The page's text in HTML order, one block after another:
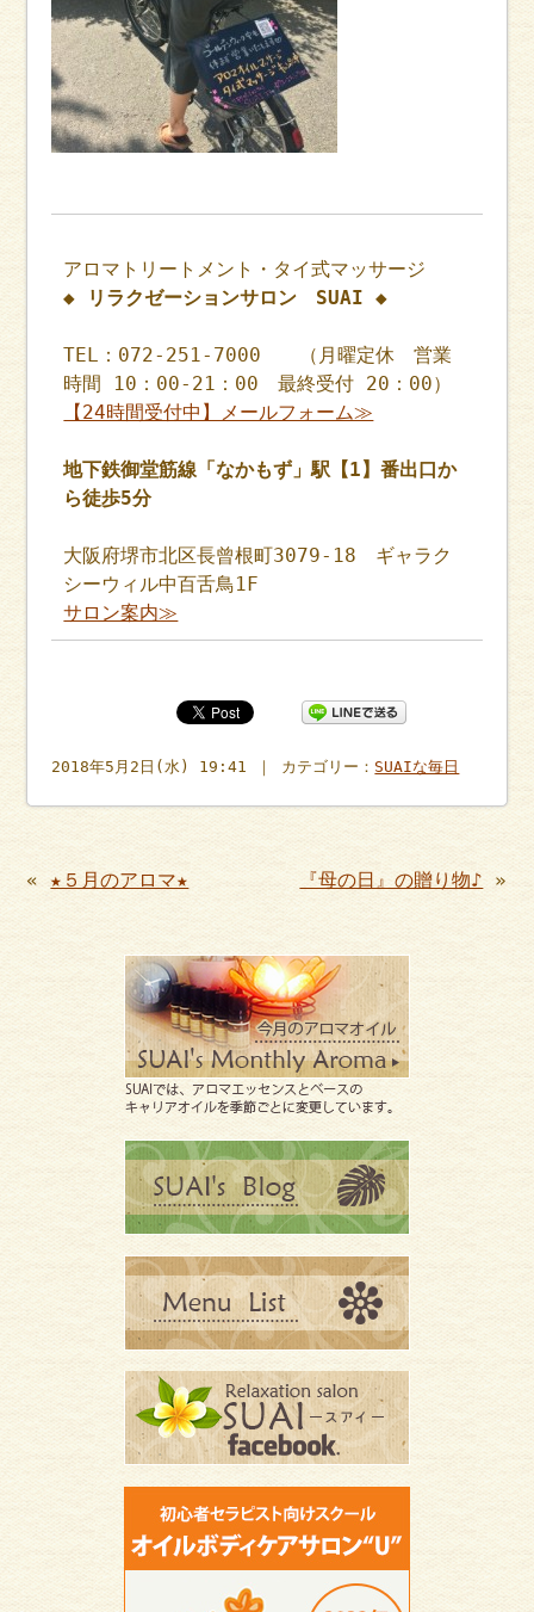
アロマトリートメント・タイ式マッサージ
◆ リラクゼーションサロン SUAI ◆
TEL：072-251-7000 （月曜定休 営業
時間 10：00-21：00 最終受付 20：00）
【24時間受付中】メールフォーム≫
地下鉄御堂筋線「なかもず」駅【1】番出口か
ら徒歩5分
大阪府堺市北区長曾根町3079-18 ギャラク
シーウィル中百舌鳥1F
サロン案内≫
2018年5月2日(水) 19:41 ｜ カテゴリー： SUAIな毎日
«★５月のアロマ★ 『母の日』の贈り物♪»